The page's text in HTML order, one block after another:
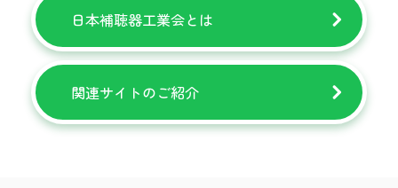
日本補聴器工業会とは
関連サイトのご紹介